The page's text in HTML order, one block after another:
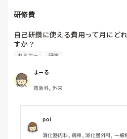
研修費
自己研鑽に使える費用って月にど
すか？
いろいろ研修やセミナーに参加して
全て参加してたら大変だと思います
んはどれくらい使ってますか？
セミナー 研修
まーる
救急科, 外来
poi
消化器内科, 病棟, 消化器外科, 一般